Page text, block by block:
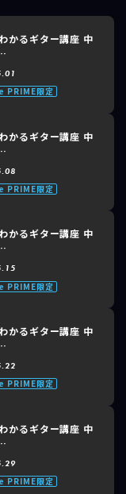
きよし、Niiisan's、
のコンサー
かるギター講座 中
ペジオ攻略
PRIME限定
かるギター講座 中
攻略
PRIME限定
かるギター講座 中
」
アルペジオ前半攻略
PRIME限定
かるギター講座 中
アルペジオ後半攻略
PRIME限定
かるギター講座 中
半攻略
PRIME限定